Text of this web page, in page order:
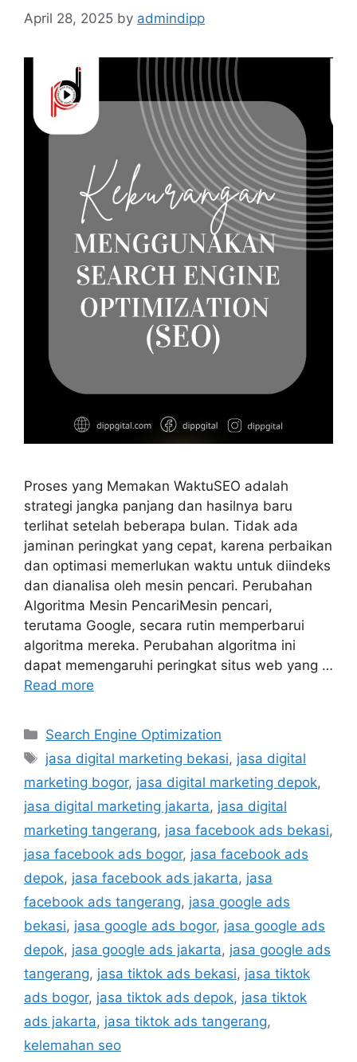
April 28, 2025 by admindipp
Proses yang Memakan WaktuSEO adalah
strategi jangka panjang dan hasilnya baru
terlihat setelah beberapa bulan. Tidak ada
jaminan peringkat yang cepat, karena perbaikan
dan optimasi memerlukan waktu untuk diindeks
dan dianalisa oleh mesin pencari. Perubahan
Algoritma Mesin PencariMesin pencari,
terutama Google, secara rutin memperbarui
algoritma mereka. Perubahan algoritma ini
dapat memengaruhi peringkat situs web yang …
Read more
Search Engine Optimization
jasa digital marketing bekasi, jasa digital
marketing bogor, jasa digital marketing depok,
jasa digital marketing jakarta, jasa digital
marketing tangerang, jasa facebook ads bekasi,
jasa facebook ads bogor, jasa facebook ads
depok, jasa facebook ads jakarta, jasa
facebook ads tangerang, jasa google ads
bekasi, jasa google ads bogor, jasa google ads
depok, jasa google ads jakarta, jasa google ads
tangerang, jasa tiktok ads bekasi, jasa tiktok
ads bogor, jasa tiktok ads depok, jasa tiktok
ads jakarta, jasa tiktok ads tangerang,
kelemahan seo